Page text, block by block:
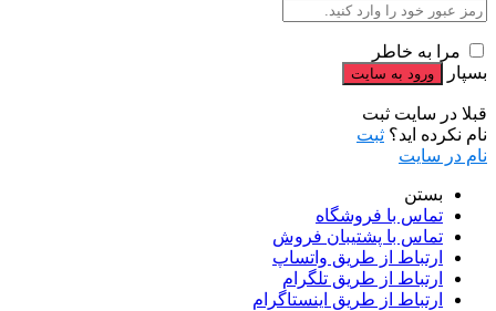
مرا به خاطر
بسپار
قبلا در سایت ثبت
نام نکرده اید؟ ثبت
نام در سایت
بستن
تماس با فروشگاه
تماس با پشتیبان فروش
ارتباط از طریق واتساپ
ارتباط از طریق تلگرام
ارتباط از طریق اینستاگرام